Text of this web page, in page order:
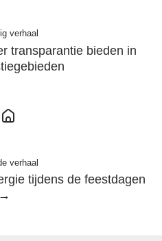
verhaal
transparantie bieden in
verhaal
tijdens de feestdagen
→